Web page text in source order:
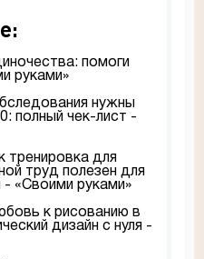
помоги
руками»
нужны
полный чек-лист -
тренировка для
труд полезен для
- «Своими руками»
к рисованию в
дизайн с нуля -